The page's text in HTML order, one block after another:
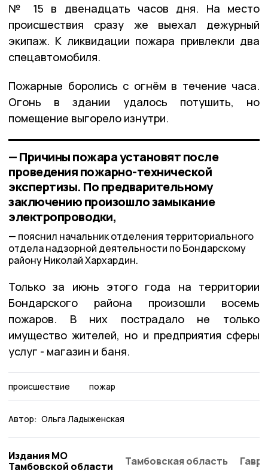
№ 15 в двенадцать часов дня. На место
происшествия сразу же выехал дежурный
экипаж. К ликвидации пожара привлекли два
спецавтомобиля.
Пожарные боролись с огнём в течение часа.
Огонь в здании удалось потушить, но
помещение выгорело изнутри.
— Причины пожара установят после
проведения пожарно-технической
экспертизы. По предварительному
заключению произошло замыкание
электропроводки,
пояснил начальник отделения территориального
отдела надзорной деятельности по Бондарскому
району Николай Хархардин.
Только за июнь этого года на территории
Бондарского района произошли восемь
пожаров. В них пострадало не только
имущество жителей, но и предприятия сферы
услуг - магазин и баня.
происшествие пожар
Автор: Ольга Ладыженская
Издания МО
Тамбовской области
Тамбовская область